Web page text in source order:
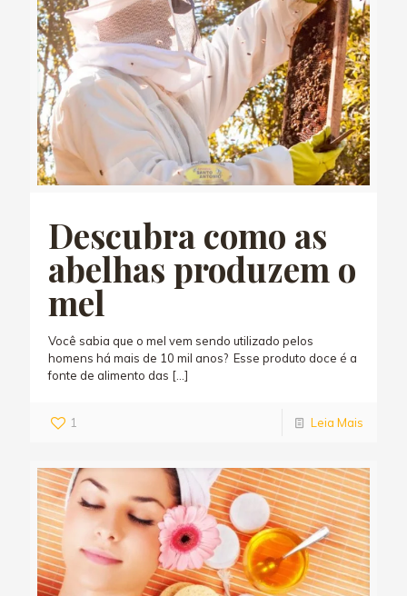
Descubra como as
abelhas produzem o
mel
Você sabia que o mel vem sendo utilizado pelos
homens há mais de 10 mil anos? Esse produto doce é a
fonte de alimento das […]
1 Leia Mais